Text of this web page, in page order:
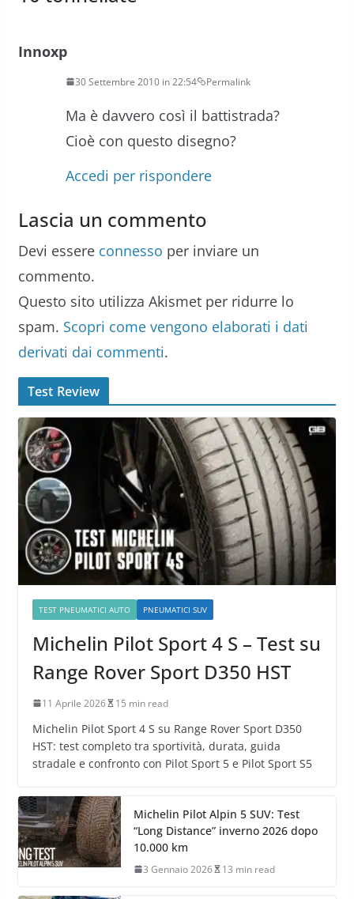
Innoxp
30 Settembre 2010 in 22:54 Permalink
Ma è davvero così il battistrada?
Cioè con questo disegno?
Accedi per rispondere
Lascia un commento
Devi essere connesso per inviare un
commento.
Questo sito utilizza Akismet per ridurre lo
spam. Scopri come vengono elaborati i dati
derivati dai commenti.
Test Review
TEST PNEUMATICI AUTO PNEUMATICI SUV
Michelin Pilot Sport 4 S – Test su
Range Rover Sport D350 HST
11 Aprile 2026 15 min read
Michelin Pilot Sport 4 S su Range Rover Sport D350
HST: test completo tra sportività, durata, guida
stradale e confronto con Pilot Sport 5 e Pilot Sport S5
Michelin Pilot Alpin 5 SUV: Test
“Long Distance” inverno 2026 dopo
10.000 km
3 Gennaio 2026 13 min read